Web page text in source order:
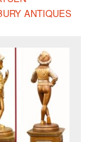
ANTIQUES